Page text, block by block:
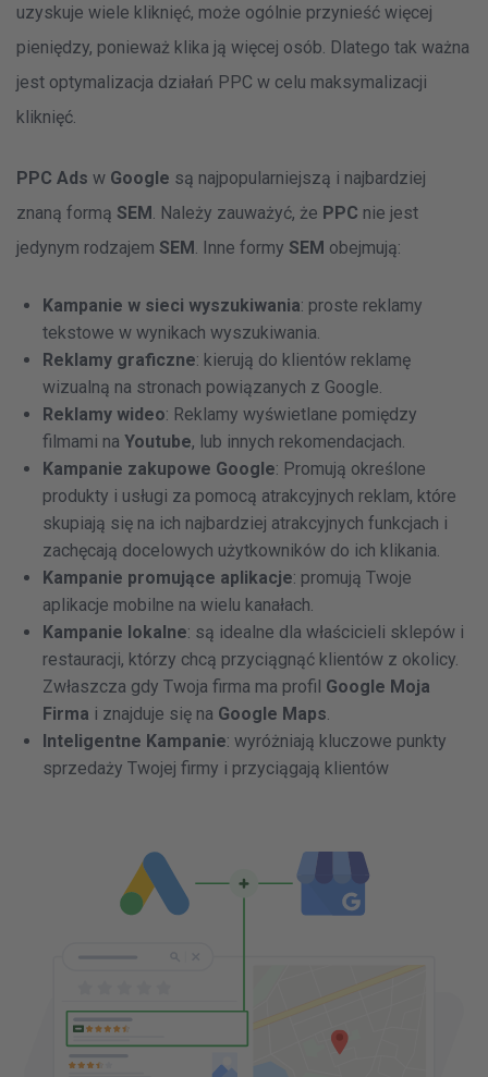
uzyskuje wiele kliknięć, może ogólnie przynieść więcej
pieniędzy, ponieważ klika ją więcej osób. Dlatego tak ważna
jest optymalizacja działań PPC w celu maksymalizacji
kliknięć.
PPC Ads w Google są najpopularniejszą i najbardziej
znaną formą SEM. Należy zauważyć, że PPC nie jest
jedynym rodzajem SEM. Inne formy SEM obejmują:
Kampanie w sieci wyszukiwania: proste reklamy
tekstowe w wynikach wyszukiwania.
Reklamy graficzne: kierują do klientów reklamę
wizualną na stronach powiązanych z Google.
Reklamy wideo: Reklamy wyświetlane pomiędzy
filmami na Youtube, lub innych rekomendacjach.
Kampanie zakupowe Google: Promują określone
produkty i usługi za pomocą atrakcyjnych reklam, które
skupiają się na ich najbardziej atrakcyjnych funkcjach i
zachęcają docelowych użytkowników do ich klikania.
Kampanie promujące aplikacje: promują Twoje
aplikacje mobilne na wielu kanałach.
Kampanie lokalne: są idealne dla właścicieli sklepów i
restauracji, którzy chcą przyciągnąć klientów z okolicy.
Zwłaszcza gdy Twoja firma ma profil Google Moja
Firma i znajduje się na Google Maps.
Inteligentne Kampanie: wyróżniają kluczowe punkty
sprzedaży Twojej firmy i przyciągają klientów